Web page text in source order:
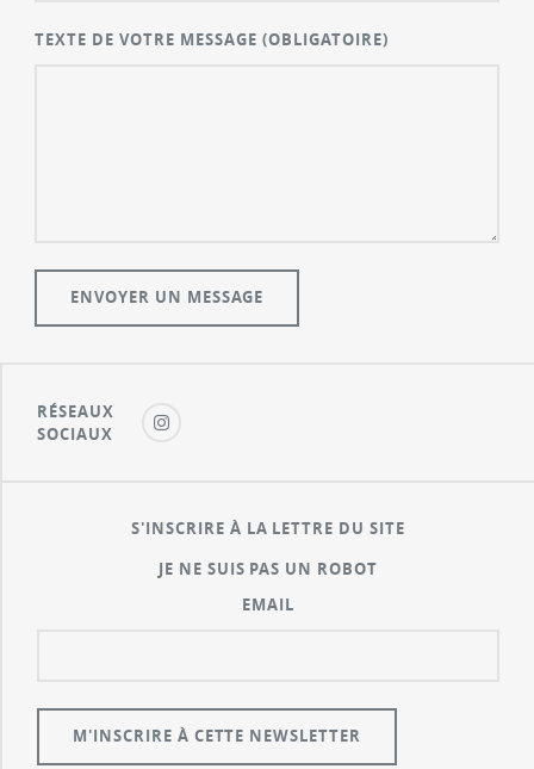
TEXTE DE VOTRE MESSAGE(OBLIGATOIRE)
RÉSEAUX
SOCIAUX
S'INSCRIRE À LA LETTRE DU SITE
JE NE SUIS PAS UN ROBOT
EMAIL